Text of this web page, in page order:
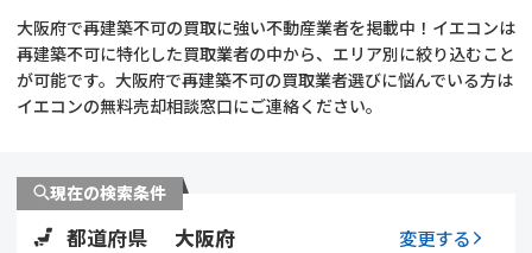
更新日 :2026年07月31日
業者を探す
空き家
不動産コラム
大阪府で再建築不可の買取に強い不動産業者を掲載中！イエコンは
再建築不可に特化した買取業者の中から、エリア別に絞り込むこと
が可能です。大阪府で再建築不可の買取業者選びに悩んでいる方は
イエコンの無料売却相談窓口にご連絡ください。
現在の検索条件
都道府県 大阪府 変更する